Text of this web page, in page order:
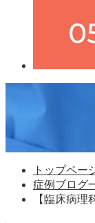
トップペー
症例ブログ
【臨床病